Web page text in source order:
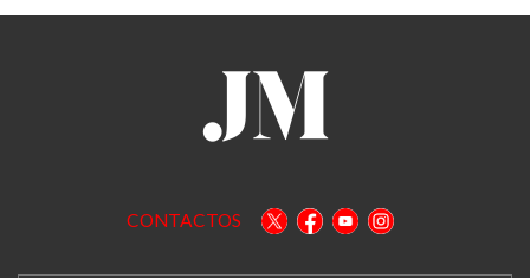
CONTACTOS